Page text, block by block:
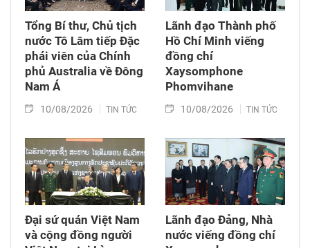
Tổng Bí thư, Chủ tịch
nước Tô Lâm tiếp Đặc
phái viên của Chính
phủ Australia về Đông
Nam Á
10/08/2026 TIN TỨC
Lãnh đạo Thành phố
Hồ Chí Minh viếng
đồng chí
Xaysomphone
Phomvihane
10/08/2026 TIN TỨC
Đại sứ quán Việt Nam
và cộng đồng người
Lãnh đạo Đảng, Nhà
nước viếng đồng chí